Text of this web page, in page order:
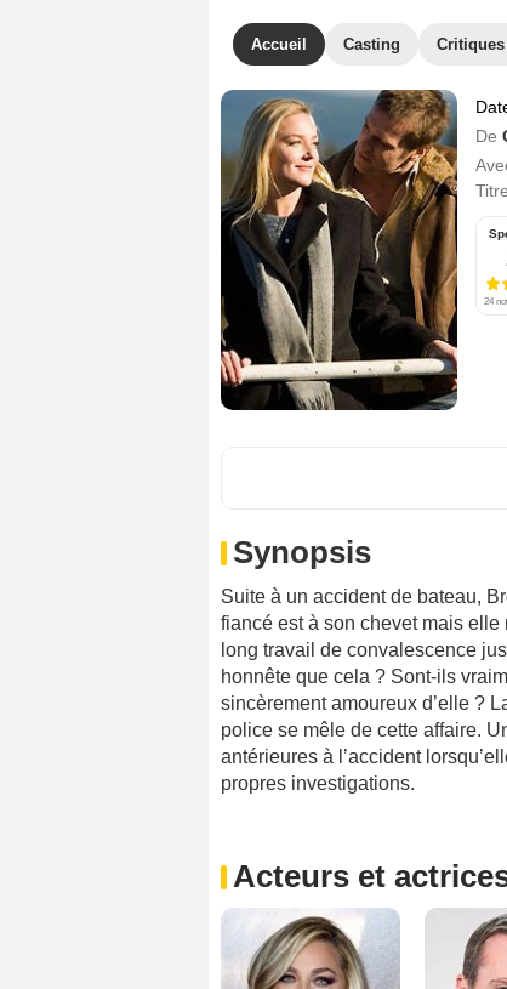
Accueil Casting
De
24
Synopsis
Suite à un accident de bateau,
fiancé est à son chevet mais
long travail de convalescence
honnête que cela ? Sont-ils
sincèrement amoureux d’elle ?
police se mêle de cette affaire.
antérieures à l’accident
propres investigations.
Acteurs et